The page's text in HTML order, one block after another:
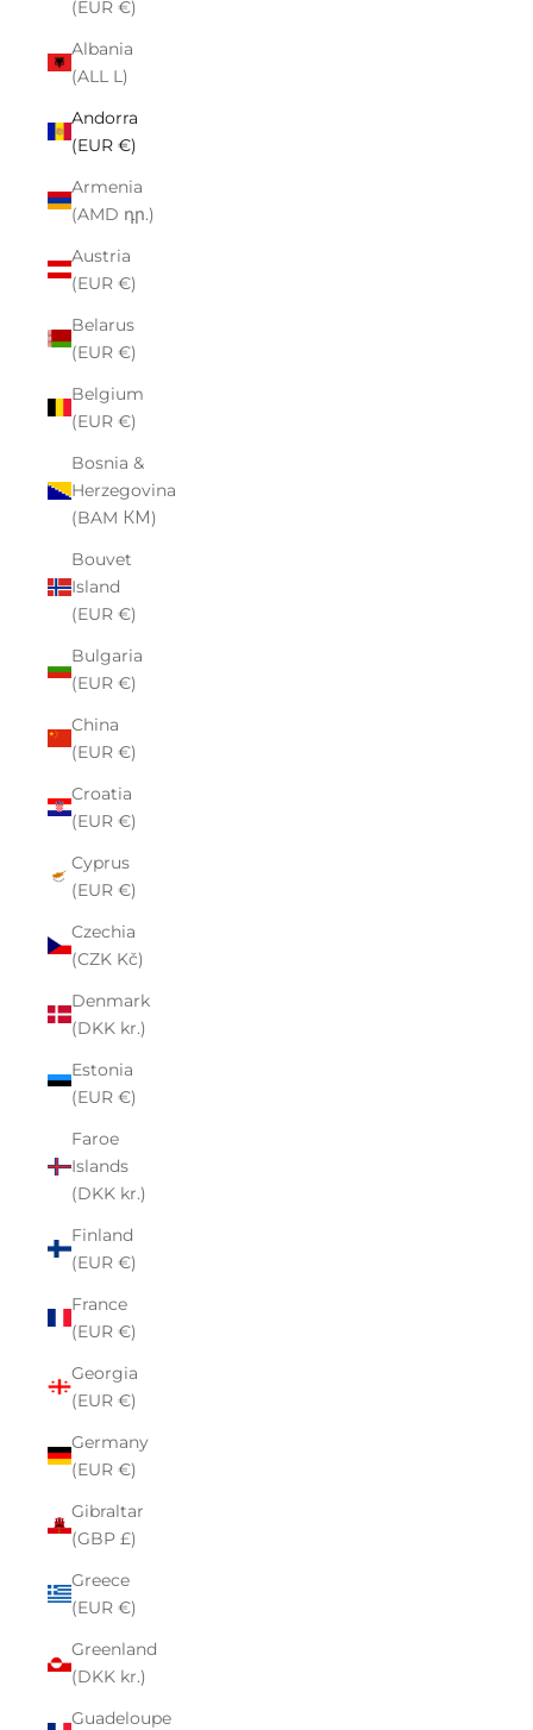
(EUR €)
Albania
(ALL L)
Andorra
(EUR €)
Armenia
(AMD դր.)
Austria
(EUR €)
Belarus
(EUR €)
Belgium
(EUR €)
Bosnia &
Herzegovina
(BAM КМ)
Bouvet
Island
(EUR €)
Bulgaria
(EUR €)
China
(EUR €)
Croatia
(EUR €)
Cyprus
(EUR €)
Czechia
(CZK Kč)
Denmark
(DKK kr.)
Estonia
(EUR €)
Faroe
Islands
(DKK kr.)
Finland
(EUR €)
France
(EUR €)
Georgia
(EUR €)
Germany
(EUR €)
Gibraltar
(GBP £)
Greece
(EUR €)
Greenland
(DKK kr.)
Guadeloupe